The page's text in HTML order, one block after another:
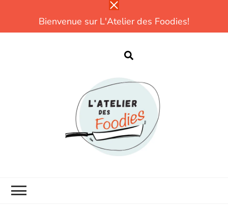
Bienvenue sur L'Atelier des Foodies!